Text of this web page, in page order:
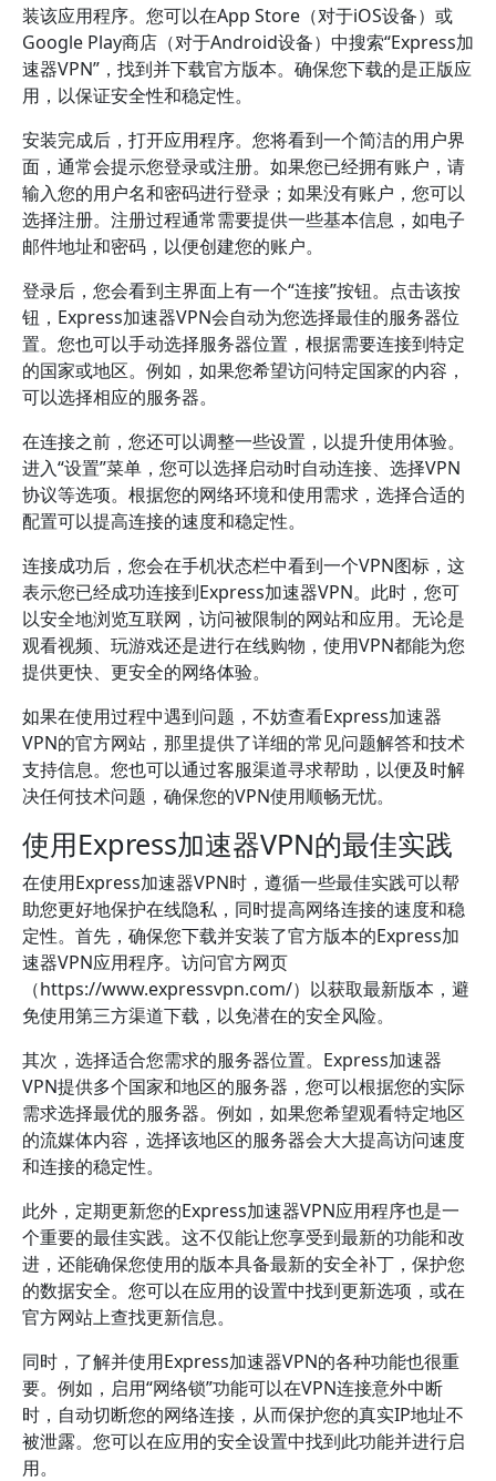
装该应用程序。您可以在App Store（对于iOS设备）或
Google Play商店（对于Android设备）中搜索“Express加
速器VPN”，找到并下载官方版本。确保您下载的是正版应
用，以保证安全性和稳定性。
安装完成后，打开应用程序。您将看到一个简洁的用户界
面，通常会提示您登录或注册。如果您已经拥有账户，请
输入您的用户名和密码进行登录；如果没有账户，您可以
选择注册。注册过程通常需要提供一些基本信息，如电子
邮件地址和密码，以便创建您的账户。
登录后，您会看到主界面上有一个“连接”按钮。点击该按
钮，Express加速器VPN会自动为您选择最佳的服务器位
置。您也可以手动选择服务器位置，根据需要连接到特定
的国家或地区。例如，如果您希望访问特定国家的内容，
可以选择相应的服务器。
在连接之前，您还可以调整一些设置，以提升使用体验。
进入“设置”菜单，您可以选择启动时自动连接、选择VPN
协议等选项。根据您的网络环境和使用需求，选择合适的
配置可以提高连接的速度和稳定性。
连接成功后，您会在手机状态栏中看到一个VPN图标，这
表示您已经成功连接到Express加速器VPN。此时，您可
以安全地浏览互联网，访问被限制的网站和应用。无论是
观看视频、玩游戏还是进行在线购物，使用VPN都能为您
提供更快、更安全的网络体验。
如果在使用过程中遇到问题，不妨查看Express加速器
VPN的官方网站，那里提供了详细的常见问题解答和技术
支持信息。您也可以通过客服渠道寻求帮助，以便及时解
决任何技术问题，确保您的VPN使用顺畅无忧。
使用Express加速器VPN的最佳实践
在使用Express加速器VPN时，遵循一些最佳实践可以帮
助您更好地保护在线隐私，同时提高网络连接的速度和稳
定性。首先，确保您下载并安装了官方版本的Express加
速器VPN应用程序。访问官方网页
（https://www.expressvpn.com/）以获取最新版本，避
免使用第三方渠道下载，以免潜在的安全风险。
其次，选择适合您需求的服务器位置。Express加速器
VPN提供多个国家和地区的服务器，您可以根据您的实际
需求选择最优的服务器。例如，如果您希望观看特定地区
的流媒体内容，选择该地区的服务器会大大提高访问速度
和连接的稳定性。
此外，定期更新您的Express加速器VPN应用程序也是一
个重要的最佳实践。这不仅能让您享受到最新的功能和改
进，还能确保您使用的版本具备最新的安全补丁，保护您
的数据安全。您可以在应用的设置中找到更新选项，或在
官方网站上查找更新信息。
同时，了解并使用Express加速器VPN的各种功能也很重
要。例如，启用“网络锁”功能可以在VPN连接意外中断
时，自动切断您的网络连接，从而保护您的真实IP地址不
被泄露。您可以在应用的安全设置中找到此功能并进行启
用。